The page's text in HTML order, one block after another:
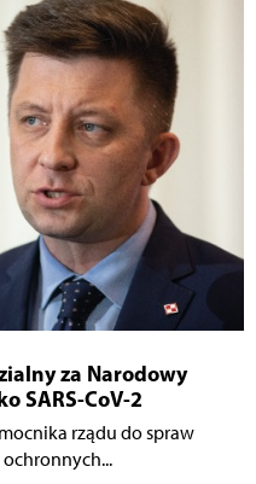
za Narodowy
SARS-CoV-2
rządu do spraw